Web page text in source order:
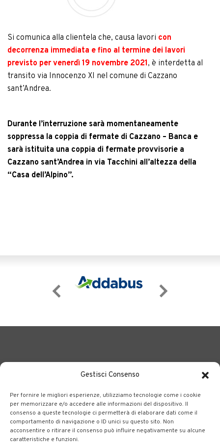
Gestisci Consenso
Per fornire le migliori esperienze, utilizziamo tecnologie come i cookie
per memorizzare e/o accedere alle informazioni del dispositivo. Il
consenso a queste tecnologie ci permetterà di elaborare dati come il
comportamento di navigazione o ID unici su questo sito. Non
acconsentire o ritirare il consenso può influire negativamente su alcune
caratteristiche e funzioni.
Si comunica alla clientela che, causa lavori con
decorrenza immediata e fino al termine dei lavori
previsto per venerdì 19 novembre 2021, è interdetta al
transito via Innocenzo XI nel comune di Cazzano
sant’Andrea.
Durante l’interruzione sarà momentaneamente
soppressa la coppia di fermate di Cazzano – Banca e
sarà istituita una coppia di fermate provvisorie a
Cazzano sant’Andrea in via Tacchini all’altezza della
“Casa dell’Alpino”.
BERGAMO TRASPORTI portale delle tre società Consortili
dedite al trasporto pubblico locale su tutto il territorio
bergamasco.